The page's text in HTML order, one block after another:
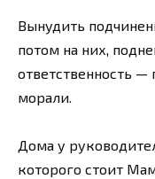
Вынудить
потом на них,
ответственность
морали.
Дома у
которого стоит